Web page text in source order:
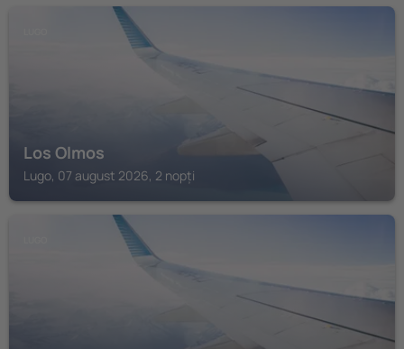
Los Olmos
Lugo, 07 august 2026, 2 nopți